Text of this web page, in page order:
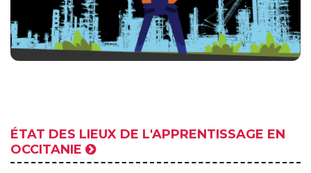
ÉTAT DES LIEUX DE L'APPRENTISSAGE EN
OCCITANIE